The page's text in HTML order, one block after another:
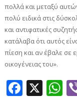
πολλά και μεταξύ
πολύ ειδικά στις
και αντιφατικές
κατάλαβα ότι αυτός
πίεση και αν έβαλε σε
οικογένειας του».
X